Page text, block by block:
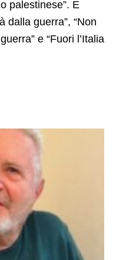
palestinese”. E
dalla guerra”, “Non
e “Fuori l’Italia